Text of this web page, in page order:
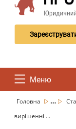
Меню
Головна ...
вирішенні ...